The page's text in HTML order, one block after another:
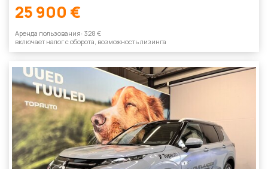
25 900 €
Aренда пользования: 328 €
включает налог с оборотa, возможность лизинга